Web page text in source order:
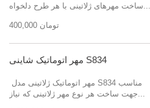
ساخت مهرهای ژلاتینی با هر طرح دلخواه...
400,000 تومان
مهر اتوماتیک شاینی S834
جهت ساخت هر نوع مهر ژلاتینی که نیاز...